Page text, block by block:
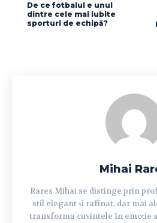
De ce fotbalul e unul
dintre cele mai iubite
sporturi de echipă?
Mihai
Rares Mihai se distinge prin
stil elegant și rafinat, dar mai
transforma cuvintele în emoție